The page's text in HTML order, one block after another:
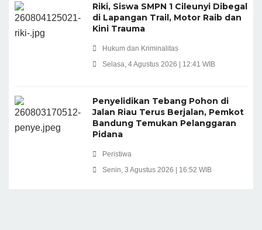
Riki, Siswa SMPN 1 Cileunyi Dibegal
di Lapangan Trail, Motor Raib dan
Kini Trauma
Hukum dan Kriminalitas
Selasa, 4 Agustus 2026 | 12:41 WIB
Penyelidikan Tebang Pohon di
Jalan Riau Terus Berjalan, Pemkot
Bandung Temukan Pelanggaran
Pidana
Peristiwa
Senin, 3 Agustus 2026 | 16:52 WIB